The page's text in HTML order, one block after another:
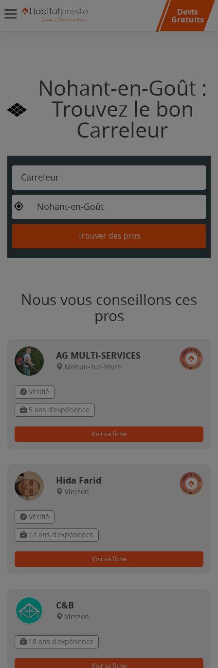
Devis
Gratuits
Nohant-en-Goût :
Trouvez le bon
Carreleur
Carreleur
Nohant-en-Goût
Trouver des pros
Nous vous conseillons ces
pros
AG MULTI-SERVICES
Mehun-sur-Yèvre
Vérifié
5 ans d'expérience
Voir sa fiche
Hida Farid
Vierzon
Vérifié
14 ans d'expérience
Voir sa fiche
C&B
Vierzon
10 ans d'expérience
Voir sa fiche